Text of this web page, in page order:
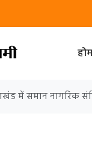
होम
में समान नागरिक